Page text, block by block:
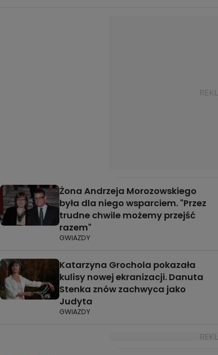
Żona Andrzeja Morozowskiego
była dla niego wsparciem. "Przez
trudne chwile możemy przejść
razem"
GWIAZDY
Katarzyna Grochola pokazała
kulisy nowej ekranizacji. Danuta
Stenka znów zachwyca jako
Judyta
GWIAZDY